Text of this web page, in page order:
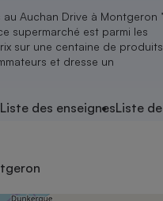
Auchan Drive à Montgeron ’
supermarché est parmi les
sur une centaine de produits
et dresse un
Liste des enseignesListe
Nutrition
Assurance auto
Magasin - Grande surface
Méthode de vente -
Déchet
Location
Sport
électrique
Senior
Service marchand
Ensemble